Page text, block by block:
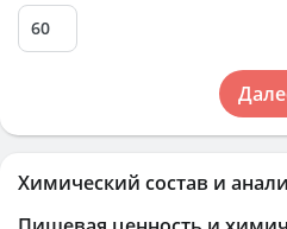
Химический состав и